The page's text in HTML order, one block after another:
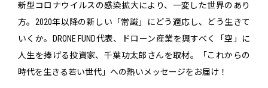
新型コロナウイルスの感染拡大により、一変した世界のあり
方。2020年以降の新しい「常識」にどう適応し、どう生きて
いくか。DRONE FUND代表、ドローン産業を興すべく「空」に
人生を捧げる投資家、千葉功太郎さんを取材。「これからの
時代を生きる若い世代」への熱いメッセージをお届け！